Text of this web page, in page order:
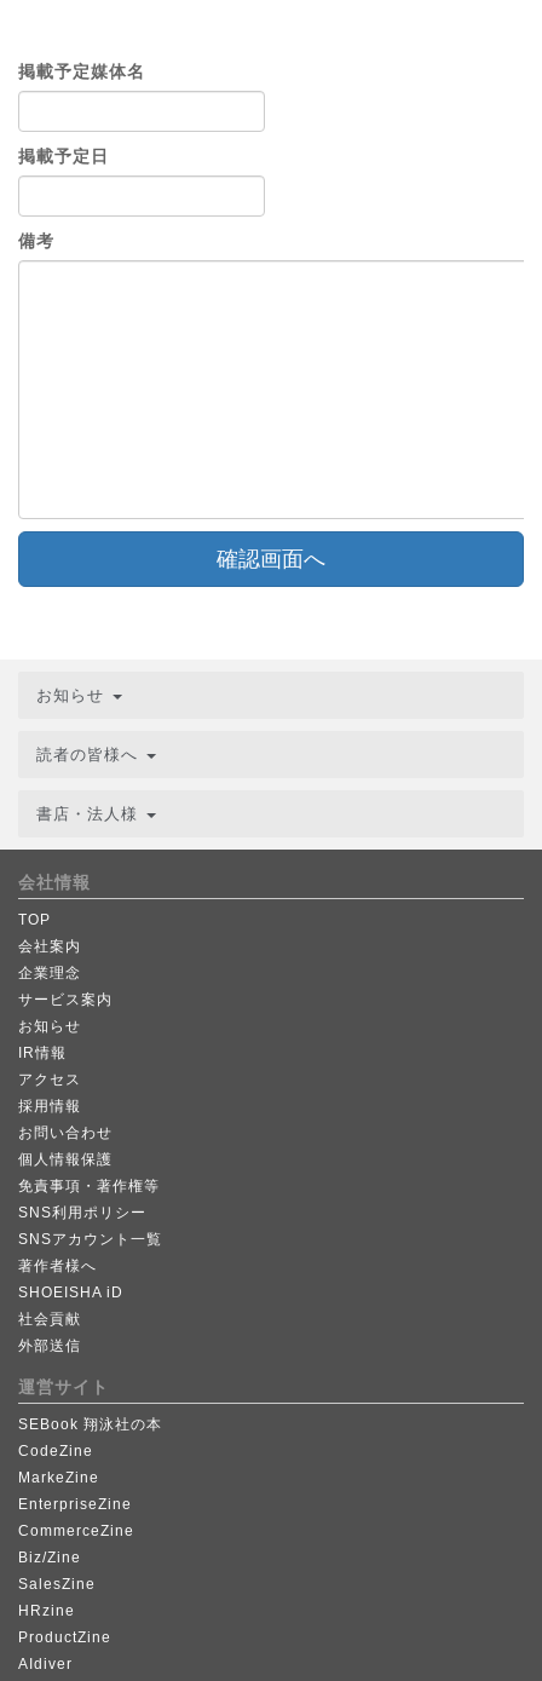
掲載予定媒体名
掲載予定日
備考
確認画面へ
お知らせ
読者の皆様へ
書店・法人様
会社情報
TOP
会社案内
企業理念
サービス案内
お知らせ
IR情報
アクセス
採用情報
お問い合わせ
個人情報保護
免責事項・著作権等
SNS利用ポリシー
SNSアカウント一覧
著作者様へ
SHOEISHA iD
社会貢献
外部送信
運営サイト
SEBook 翔泳社の本
CodeZine
MarkeZine
EnterpriseZine
CommerceZine
Biz/Zine
SalesZine
HRzine
ProductZine
AIdiver